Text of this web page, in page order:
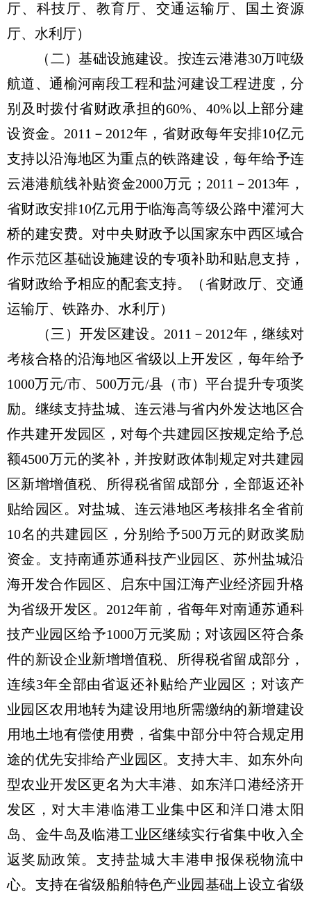
厅、科技厅、教育厅、交通运输厅、国土资源
厅、水利厅）
（二）基础设施建设。按连云港港30万吨级
航道、通榆河南段工程和盐河建设工程进度，分
别及时拨付省财政承担的60%、40%以上部分建
设资金。2011－2012年，省财政每年安排10亿元
支持以沿海地区为重点的铁路建设，每年给予连
云港港航线补贴资金2000万元；2011－2013年，
省财政安排10亿元用于临海高等级公路中灌河大
桥的建安费。对中央财政予以国家东中西区域合
作示范区基础设施建设的专项补助和贴息支持，
省财政给予相应的配套支持。（省财政厅、交通
运输厅、铁路办、水利厅）
（三）开发区建设。2011－2012年，继续对
考核合格的沿海地区省级以上开发区，每年给予
1000万元/市、500万元/县（市）平台提升专项奖
励。继续支持盐城、连云港与省内外发达地区合
作共建开发园区，对每个共建园区按规定给予总
额4500万元的奖补，并按财政体制规定对共建园
区新增增值税、所得税省留成部分，全部返还补
贴给园区。对盐城、连云港地区考核排名全省前
10名的共建园区，分别给予500万元的财政奖励
资金。支持南通苏通科技产业园区、苏州盐城沿
海开发合作园区、启东中国江海产业经济园升格
为省级开发区。2012年前，省每年对南通苏通科
技产业园区给予1000万元奖励；对该园区符合条
件的新设企业新增增值税、所得税省留成部分，
连续3年全部由省返还补贴给产业园区；对该产
业园区农用地转为建设用地所需缴纳的新增建设
用地土地有偿使用费，省集中部分中符合规定用
途的优先安排给产业园区。支持大丰、如东外向
型农业开发区更名为大丰港、如东洋口港经济开
发区，对大丰港临港工业集中区和洋口港太阳
岛、金牛岛及临港工业区继续实行省集中收入全
返奖励政策。支持盐城大丰港申报保税物流中
心。支持在省级船舶特色产业园基础上设立省级